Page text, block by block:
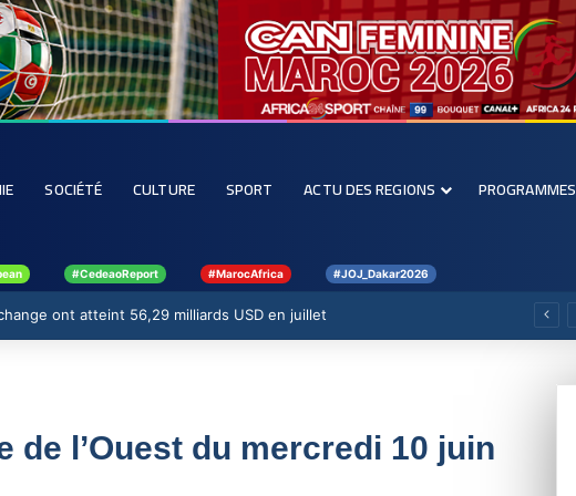
SOCIÉTÉ CULTURE SPORT ACTU DES REGIONS PROGRAMMES
#CedeaoReport #MarocAfrica #JOJ_Dakar2026
ont atteint 56,29 milliards USD en juillet
de l’Ouest du mercredi 10 juin